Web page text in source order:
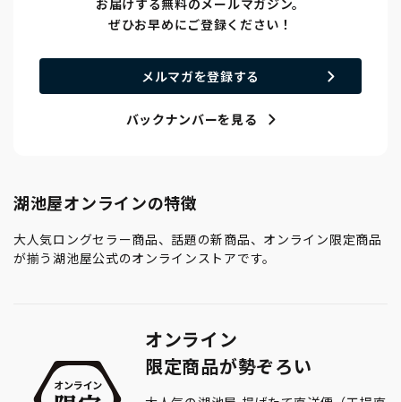
お届けする無料のメールマガジン。
ぜひお早めにご登録ください！
メルマガを登録する
バックナンバーを見る
湖池屋オンラインの特徴
大人気ロングセラー商品、話題の新商品、オンライン限定商品
が揃う湖池屋公式のオンラインストアです。
オンライン
限定商品が勢ぞろい